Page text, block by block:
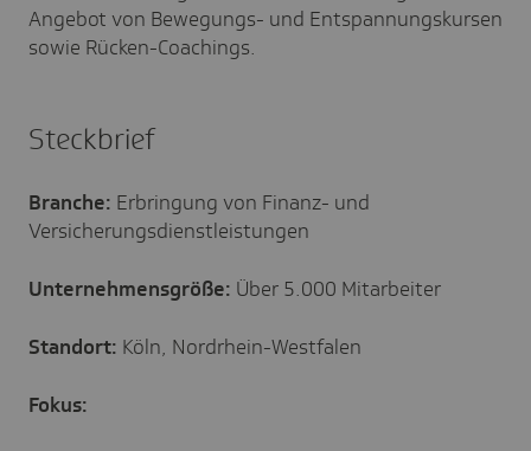
Angebot von Bewegungs- und Entspannungskursen
sowie Rücken-Coachings.
Steckbrief
Branche: Erbringung von Finanz- und
Versicherungsdienstleistungen
Unternehmensgröße: Über 5.000 Mitarbeiter
Standort: Köln, Nordrhein-Westfalen
Fokus: